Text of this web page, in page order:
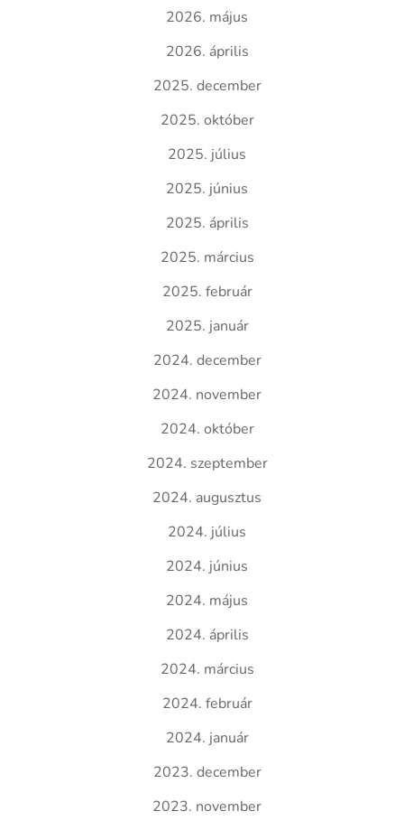
2026. május
2026. április
2025. december
2025. október
2025. július
2025. június
2025. április
2025. március
2025. február
2025. január
2024. december
2024. november
2024. október
2024. szeptember
2024. augusztus
2024. július
2024. június
2024. május
2024. április
2024. március
2024. február
2024. január
2023. december
2023. november